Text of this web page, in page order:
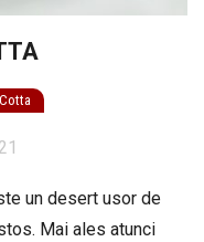
un desert usor de
Mai ales atunci